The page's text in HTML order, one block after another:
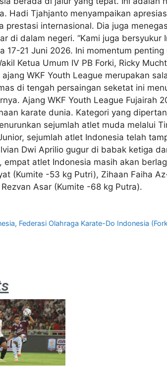
Hadi Tjahjanto menyampaikan
internasional. Dia juga
di dalam negeri. “Kami juga
17-21 Juni 2026. Ini momentum
Ketua Umum IV PB Forki, Ricky
WKF Youth League merupakan
di tengah persaingan seketat ini
Ajang WKF Youth League Fujairah
karate dunia. Kategori yang
sejumlah atlet muda melalui
sejumlah atlet Indonesia telah
Dwi Aprilio gugur di babak ketiga
atlet Indonesia masih akan
(Kumite -53 kg Putri), Zihaan Faiha
Asar (Kumite -68 kg Putra).
, Federasi Olahraga Karate-Do Indonesia